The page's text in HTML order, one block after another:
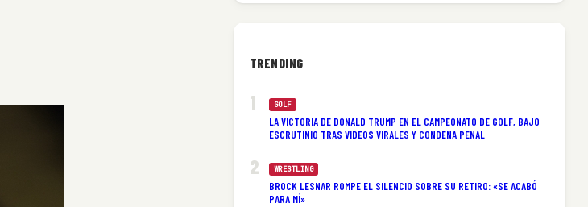
TRENDING
GOLF
LA VICTORIA DE DONALD TRUMP EN EL CAMPEONATO DE GOLF, BAJO
ESCRUTINIO TRAS VIDEOS VIRALES Y CONDENA PENAL
WRESTLING
BROCK LESNAR ROMPE EL SILENCIO SOBRE SU RETIRO: «SE ACABÓ
PARA MÍ»